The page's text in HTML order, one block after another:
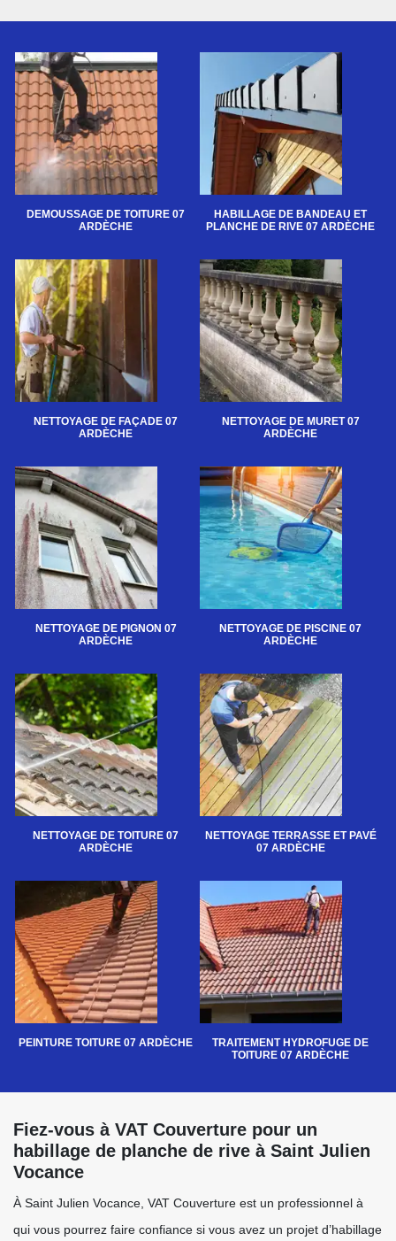
DEMOUSSAGE DE TOITURE 07
ARDÈCHE
HABILLAGE DE BANDEAU ET
PLANCHE DE RIVE 07 ARDÈCHE
NETTOYAGE DE FAÇADE 07
ARDÈCHE
NETTOYAGE DE MURET 07
ARDÈCHE
NETTOYAGE DE PIGNON 07
ARDÈCHE
NETTOYAGE DE PISCINE 07
ARDÈCHE
NETTOYAGE DE TOITURE 07
ARDÈCHE
NETTOYAGE TERRASSE ET PAVÉ
07 ARDÈCHE
PEINTURE TOITURE 07 ARDÈCHE
TRAITEMENT HYDROFUGE DE
TOITURE 07 ARDÈCHE
Fiez-vous à VAT Couverture pour un
habillage de planche de rive à Saint Julien
Vocance
À Saint Julien Vocance, VAT Couverture est un professionnel à
qui vous pourrez faire confiance si vous avez un projet d’habillage